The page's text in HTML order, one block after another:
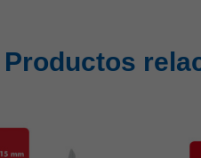
Productos